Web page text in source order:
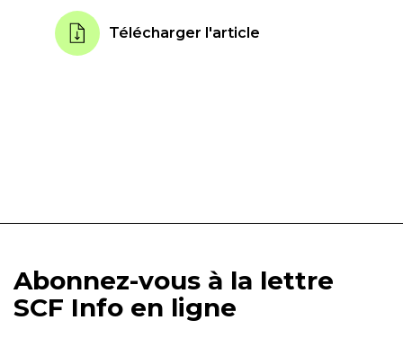
Télécharger l'article
Abonnez-vous à la lettre
SCF Info en ligne